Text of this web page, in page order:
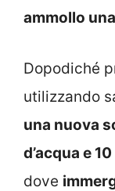
ammollo
Dopodiché
utilizzando
una nuova
d’acqua e
dove